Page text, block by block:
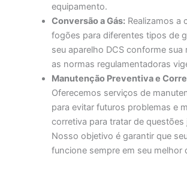
equipamento.
Conversão a Gás: Realizamos a
fogões para diferentes tipos de
seu aparelho DCS conforme sua
as normas regulamentadoras
Manutenção Preventiva e
Oferecemos serviços de
para evitar futuros problemas e
corretiva para tratar de questões
Nosso objetivo é garantir que
funcione sempre em seu melhor